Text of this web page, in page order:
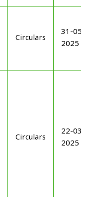
Circulars
31-05-
2025
Circulars
22-03-
2025